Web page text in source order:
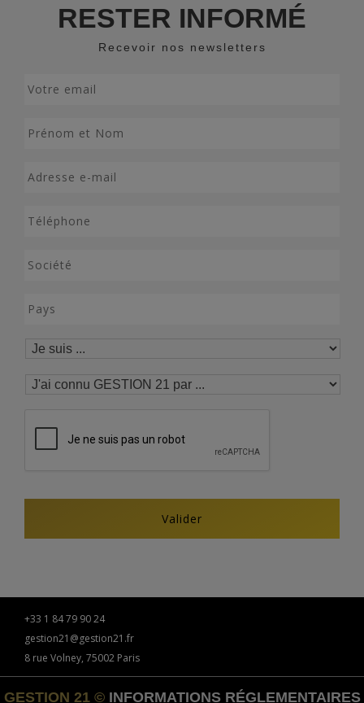
RESTER INFORMÉ
Recevoir nos newsletters
+33 1 84 79 90 24
gestion21@gestion21.fr
8 rue Volney, 75002 Paris
GESTION 21 © INFORMATIONS RÉGLEMENTAIRES